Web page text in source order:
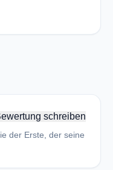
schreiben
der Erste, der seine